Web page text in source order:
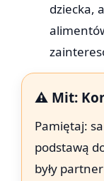
dziecka,
⚠️ Mit:
Pamiętaj:
podstawą
były